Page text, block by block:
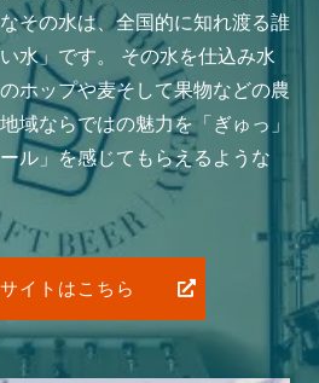
その水は、全国的に知れ渡る誰
水」です。 その水を仕込み水
ホップや麦そして果物などの農
域ならではの魅力を「ぎゅっ」
ル」を感じてもらえるような
イトはこちら